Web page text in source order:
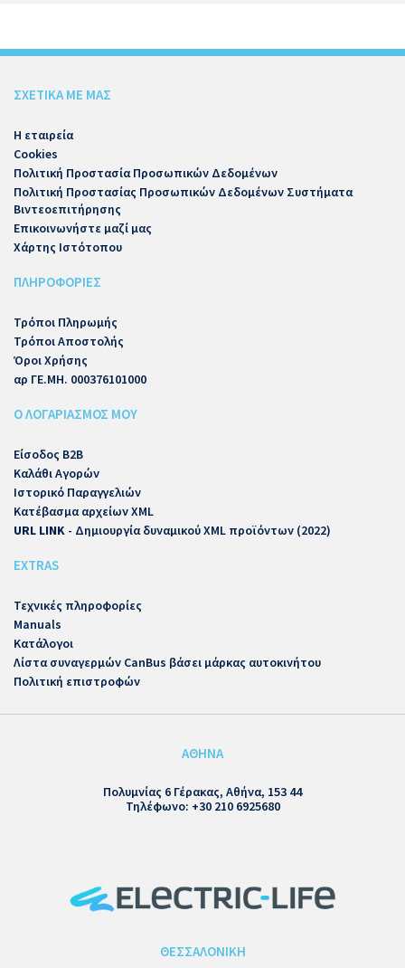
ΣΧΕΤΙΚΑ ΜΕ ΜΑΣ
Η εταιρεία
Cookies
Πολιτική Προστασία Προσωπικών Δεδομένων
Πολιτική Προστασίας Προσωπικών Δεδομένων Συστήματα
Βιντεοεπιτήρησης
Επικοινωνήστε μαζί μας
Χάρτης Ιστότοπου
ΠΛΗΡΟΦΟΡΙΕΣ
Τρόποι Πληρωμής
Τρόποι Αποστολής
Όροι Χρήσης
αρ ΓΕ.ΜΗ. 000376101000
Ο ΛΟΓΑΡΙΑΣΜΟΣ ΜΟΥ
Είσοδος B2B
Καλάθι Αγορών
Ιστορικό Παραγγελιών
Κατέβασμα αρχείων XML
URL LINK - Δημιουργία δυναμικού XML προϊόντων (2022)
EXTRAS
Τεχνικές πληροφορίες
Manuals
Κατάλογοι
Λίστα συναγερμών CanBus βάσει μάρκας αυτοκινήτου
Πολιτική επιστροφών
ΑΘΗΝΑ
Πολυμνίας 6 Γέρακας, Αθήνα, 153 44
Τηλέφωνο: +30 210 6925680
ΘΕΣΣΑΛΟΝΙΚΗ